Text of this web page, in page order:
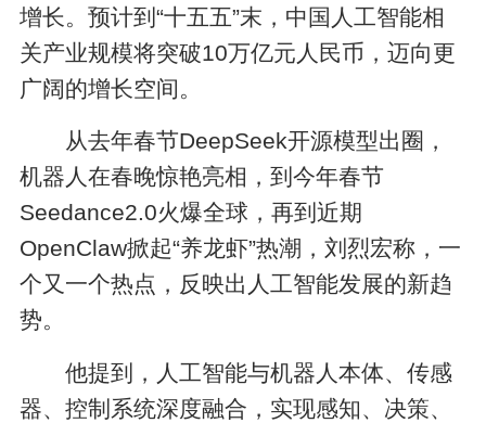
增长。预计到“十五五”末，中国人工智能相
关产业规模将突破10万亿元人民币，迈向更
广阔的增长空间。
从去年春节DeepSeek开源模型出圈，
机器人在春晚惊艳亮相，到今年春节
Seedance2.0火爆全球，再到近期
OpenClaw掀起“养龙虾”热潮，刘烈宏称，一
个又一个热点，反映出人工智能发展的新趋
势。
他提到，人工智能与机器人本体、传感
器、控制系统深度融合，实现感知、决策、